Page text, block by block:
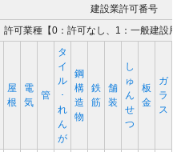
建設業許可番号
許可業種【0：許可なし、1：一般建設
屋
根
電
気
管
タ
イ
ル
･
れ
ん
が
鋼
構
造
物
鉄
筋
舗
装
し
ゅ
ん
せ
つ
板
金
ガ
ラ
ス